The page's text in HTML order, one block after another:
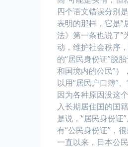
四个语文错误分别
表明的那样，它是“
法》第一条也说了
动，维护社会秩序
的“居民身份证”脱
和国境内的公民”
以用“居民户口簿”
因为各种原因没这
入长期居住国的国
是说，“居民身份证
有“公民身份证”，
一直以来，日本公